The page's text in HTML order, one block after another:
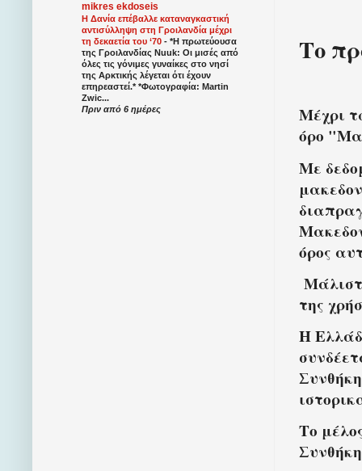
Το
Μέχρι
όρο
Με
όρος
της
Η
Το
mikres ekdoseis
Η Δανία επέβαλλε καταναγκαστική
αντισύλληψη στη Γροιλανδία μέχρι
τη δεκαετία του ‘70 - *Η πρωτεύουσα
της Γροιλανδίας Nuuk: Οι μισές από
όλες τις γόνιμες γυναίκες στο νησί
της Αρκτικής λέγεται ότι έχουν
επηρεαστεί.* *Φωτογραφία: Martin
Zwic...
Πριν από 6 ημέρες